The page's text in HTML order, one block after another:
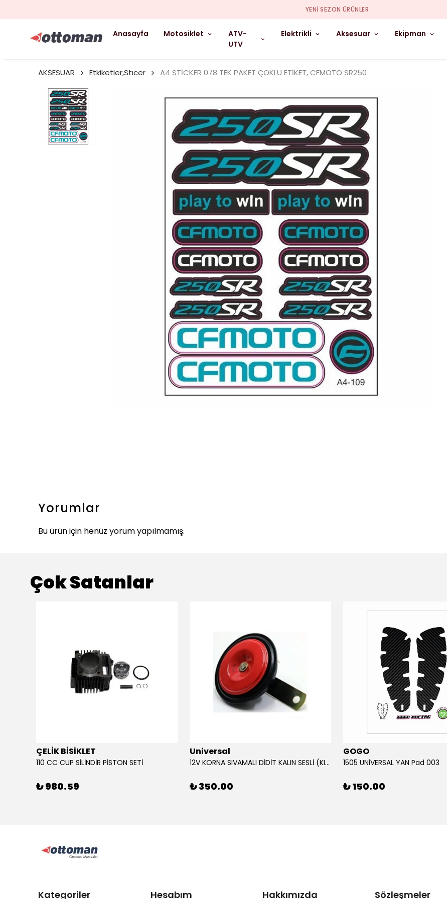
YENI SEZON ÜRÜNLER
Anasayfa Motosiklet
ATV-
UTV
Elektrikli Aksesuar Ekipman
AKSESUAR Etkiketler,Stıcer A4 STİCKER 078 TEK PAKET ÇOKLU ETİKET, CFMOTO SR250
Yorumlar
Bu ürün için henüz yorum yapılmamış.
Çok Satanlar
ÇELİK BİSİKLET
110 CC CUP SİLİNDİR PİSTON SETİ
₺ 980.59
Universal
12V KORNA SIVAMALI DİDİT KALIN SESLİ (KIRMIZI)
₺ 350.00
GOGO
1505 UNİVERSAL YAN Pad 003
₺ 150.00
Kategoriler Hesabım Hakkımızda Sözleşmeler